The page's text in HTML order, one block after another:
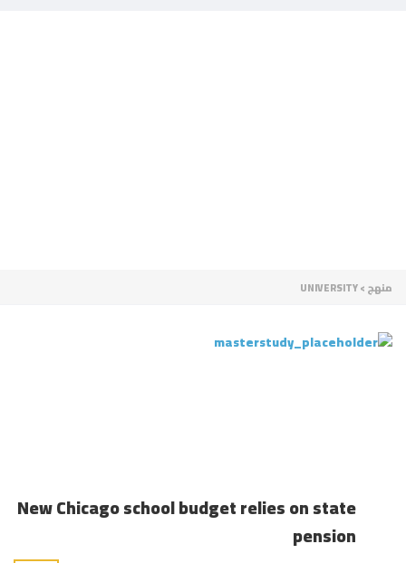
منهج >
UNIVERSITY
New Chicago school budget relies on state
pension